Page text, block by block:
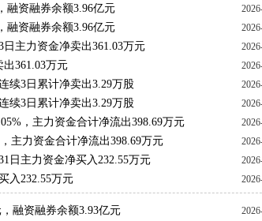
融资融券余额3.96亿元
融资融券余额3.96亿元
主力资金净卖出361.03万元
361.03万元
续3日累计净卖出3.29万股
续3日累计净卖出3.29万股
，主力资金合计净流出398.69万元
主力资金合计净流出398.69万元
日主力资金净买入232.55万元
入232.55万元
融资融券余额3.93亿元